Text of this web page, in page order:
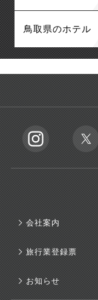
鳥取県のホテル
会社案内
旅行業登録票
お知らせ